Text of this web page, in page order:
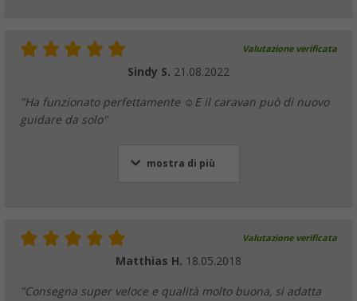
Valutazione verificata
Sindy S. 21.08.2022
"Ha funzionato perfettamente ☺️E il caravan può di nuovo
guidare da solo"
mostra di più
Valutazione verificata
Matthias H. 18.05.2018
"Consegna super veloce e qualità molto buona, si adatta